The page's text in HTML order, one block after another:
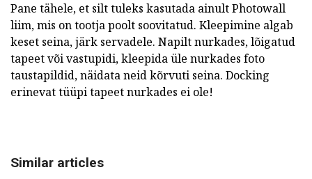
Pane tähele, et silt tuleks kasutada ainult Photowall
liim, mis on tootja poolt soovitatud. Kleepimine algab
keset seina, järk servadele. Napilt nurkades, lõigatud
tapeet või vastupidi, kleepida üle nurkades foto
taustapildid, näidata neid kõrvuti seina. Docking
erinevat tüüpi tapeet nurkades ei ole!
Similar articles